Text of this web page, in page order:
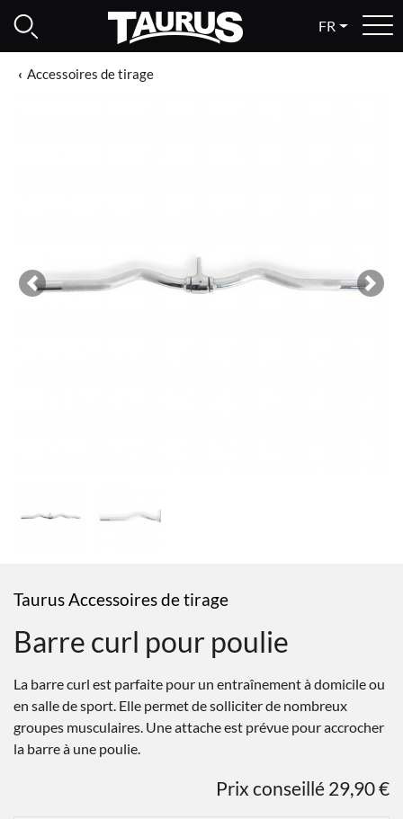
FR
Accessoires de tirage
Previous Next
Taurus Accessoires de tirage
Barre curl pour poulie
La barre curl est parfaite pour un entraînement à domicile ou
en salle de sport. Elle permet de solliciter de nombreux
groupes musculaires. Une attache est prévue pour accrocher
la barre à une poulie.
Prix conseillé 29,90 €